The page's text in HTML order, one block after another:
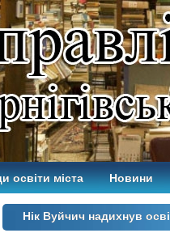
освіти міста Новини
Нік Вуйчич надихнув